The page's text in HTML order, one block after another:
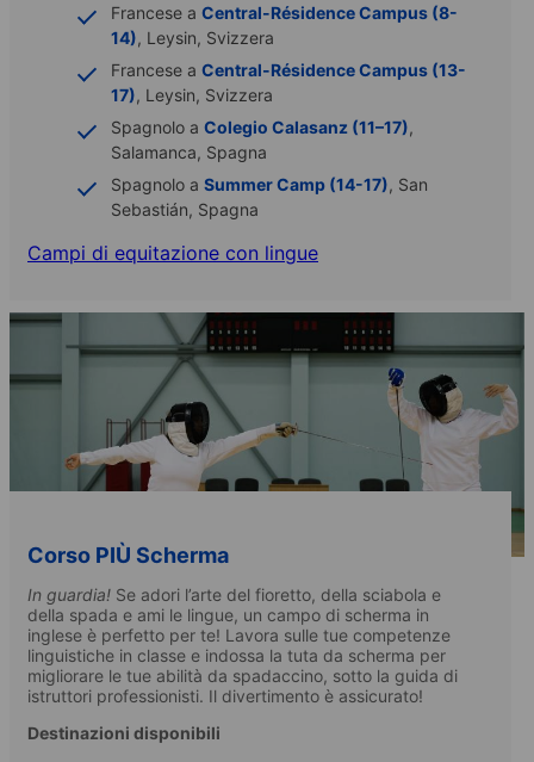
Francese a Central-Résidence Campus (8-
14), Leysin, Svizzera
Francese a Central-Résidence Campus (13-
17), Leysin, Svizzera
Spagnolo a Colegio Calasanz (11–17),
Salamanca, Spagna
Spagnolo a Summer Camp (14-17), San
Sebastián, Spagna
Campi di equitazione con lingue
Corso PIÙ Scherma
In guardia! Se adori l’arte del fioretto, della sciabola e
della spada e ami le lingue, un campo di scherma in
inglese è perfetto per te! Lavora sulle tue competenze
linguistiche in classe e indossa la tuta da scherma per
migliorare le tue abilità da spadaccino, sotto la guida di
istruttori professionisti. Il divertimento è assicurato!
Destinazioni disponibili